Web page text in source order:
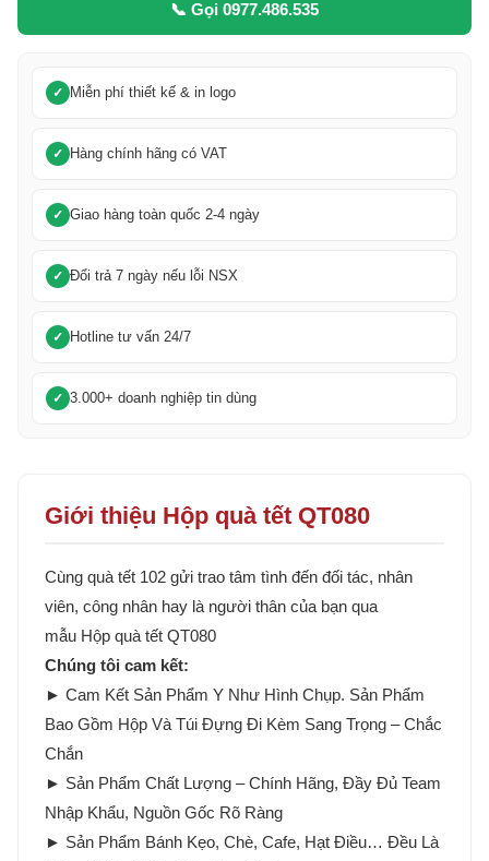
📞 Gọi 0977.486.535
Miễn phí thiết kế & in logo
Hàng chính hãng có VAT
Giao hàng toàn quốc 2-4 ngày
Đổi trả 7 ngày nếu lỗi NSX
Hotline tư vấn 24/7
3.000+ doanh nghiệp tin dùng
Giới thiệu Hộp quà tết QT080
Cùng quà tết 102 gửi trao tâm tình đến đối tác, nhân
viên, công nhân hay là người thân của bạn qua
mẫu Hộp quà tết QT080
Chúng tôi cam kết:
► Cam Kết Sản Phẩm Y Như Hình Chụp. Sản Phẩm
Bao Gồm Hộp Và Túi Đựng Đi Kèm Sang Trọng – Chắc
Chắn
► Sản Phẩm Chất Lượng – Chính Hãng, Đầy Đủ Team
Nhập Khẩu, Nguồn Gốc Rõ Ràng
► Sản Phẩm Bánh Kẹo, Chè, Cafe, Hạt Điều… Đều Là